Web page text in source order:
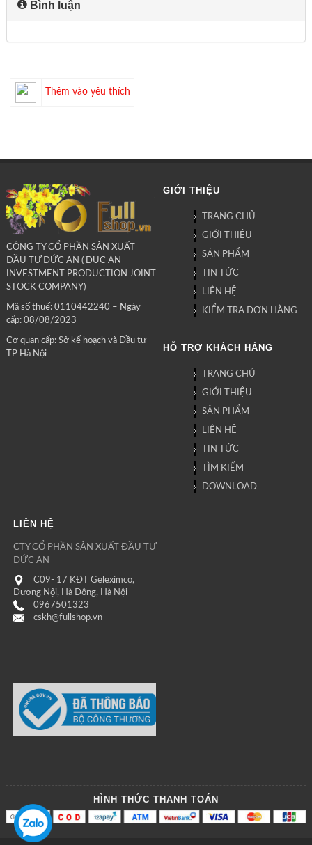
Bình luận
Thêm vào yêu thích
CÔNG TY CỔ PHẦN SẢN XUẤT
ĐẦU TƯ ĐỨC AN ( DUC AN
INVESTMENT PRODUCTION JOINT
STOCK COMPANY)
Mã số thuế: 0110442240 – Ngày
cấp: 08/08/2023
Cơ quan cấp: Sở kế hoạch và Đầu tư
TP Hà Nội
GIỚI THIỆU
TRANG CHỦ
GIỚI THIỆU
SẢN PHẨM
TIN TỨC
LIÊN HỆ
KIỂM TRA ĐƠN HÀNG
HỖ TRỢ KHÁCH HÀNG
TRANG CHỦ
GIỚI THIỆU
SẢN PHẨM
LIÊN HỆ
TIN TỨC
TÌM KIẾM
DOWNLOAD
LIÊN HỆ
CTY CỔ PHẦN SẢN XUẤT ĐẦU TƯ
ĐỨC AN
C09- 17 KĐT Geleximco,
Dương Nội, Hà Đông, Hà Nội
0967501323
cskh@fullshop.vn
HÌNH THỨC THANH TOÁN